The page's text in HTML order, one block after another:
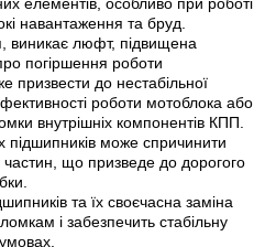
елементів, особливо при роботі
навантаження та бруд.
виникає люфт, підвищена
погіршення роботи
до нестабільної
роботи мотоблока або
внутрішніх компонентів КПП.
може спричинити
що призведе до дорогого
та їх своєчасна заміна
і забезпечить стабільну